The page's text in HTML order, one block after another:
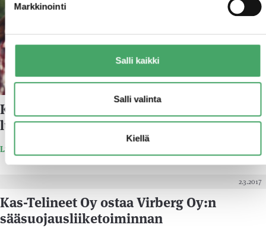
Markkinointi
Salli kaikki
Salli valinta
Kiellä
KAS-Telineet Oy: Kasvu rakentuu
luottamukselle
Lue lisää
2.3.2017
Kas-Telineet Oy ostaa Virberg Oy:n
sääsuojausliiketoiminnan